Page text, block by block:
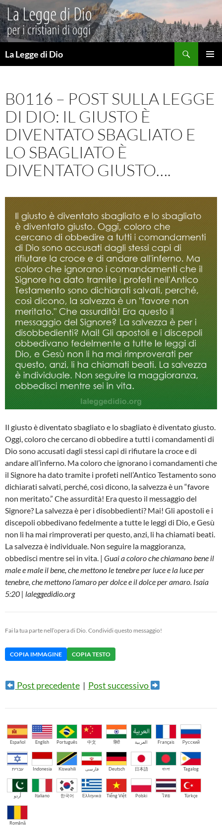
Vai
al
contenuto
La Legge di Dio
B0116 – POST SULLA LEGGE
DI DIO: IL GIUSTO È
DIVENTATO SBAGLIATO E
LO SBAGLIATO È
DIVENTATO GIUSTO….
Il giusto è diventato sbagliato e lo sbagliato è diventato giusto.
Oggi, coloro che cercano di obbedire a tutti i comandamenti di
Dio sono accusati dagli stessi capi di rifiutare la croce e di
andare all’inferno. Ma coloro che ignorano i comandamenti che
il Signore ha dato tramite i profeti nell’Antico Testamento sono
dichiarati salvati, perché, così dicono, la salvezza è un “favore
non meritato.” Che assurdità! Era questo il messaggio del
Signore? La salvezza è per i disobbedienti? Mai! Gli apostoli e i
discepoli obbedivano fedelmente a tutte le leggi di Dio, e Gesù
non li ha mai rimproverati per questo, anzi, li ha chiamati beati.
La salvezza è individuale. Non seguire la maggioranza,
obbedisci mentre sei in vita. | Guai a coloro che chiamano bene il
male e male il bene, che mettono le tenebre per luce e la luce per
tenebre, che mettono l’amaro per dolce e il dolce per amaro. Isaia
5:20 | laleggedidio.org
Fai la tua parte nell’opera di Dio. Condividi questo messaggio!
COPIA IMMAGINE COPIA TESTO
Post precedente| Post successivo
Español English Português 中文 हिंदी العربية Français Русский
עברית Indonesia Kiswahili فارسی Deutsch 日本語 বাংলা Tagalog
اُردو Italiano 한국어 Ελληνικά Tiếng Việt Polski ไทย Türkçe
Română